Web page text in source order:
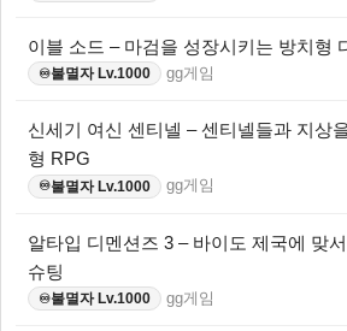
이블 소드 – 마검을 성장시키는 방치형
♾️불멸자 Lv.1000 gg게임
신세기 여신 센티넬 – 센티넬들과 지상
형 RPG
♾️불멸자 Lv.1000 gg게임
알타입 디멘션즈 3 – 바이도 제국에 맞
슈팅
♾️불멸자 Lv.1000 gg게임